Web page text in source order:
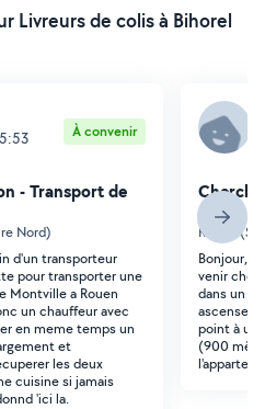
Livreurs de colis à Bihorel
À convenir
- Transport de
Nord)
d'un transporteur
pour transporter une
Montville a Rouen
un chauffeur avec
en meme temps un
et
les deux
cuisine si jamais
'ici la.
colis
Rouen
Bonjour,
venir
dans un
point à un
(900